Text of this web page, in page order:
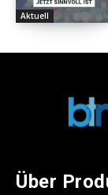
Aktuell
Über